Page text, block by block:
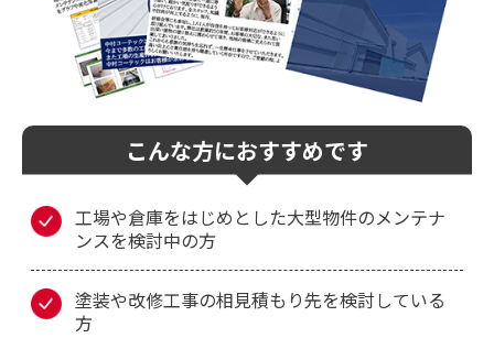
こんな方におすすめです
工場や倉庫をはじめとした大型物件のメンテナ
ンスを検討中の方
塗装や改修工事の相見積もり先を検討している
方